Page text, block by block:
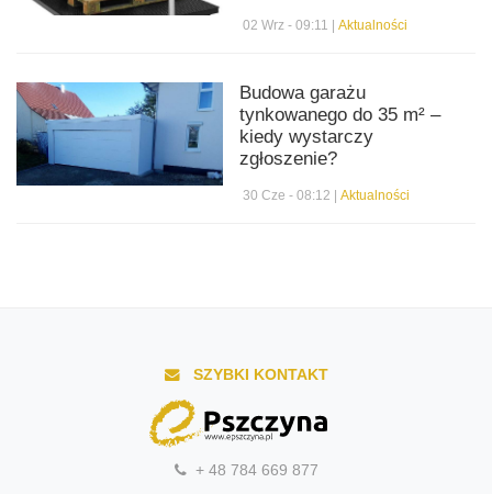
02 Wrz - 09:11 |Aktualności
Budowa garażu
tynkowanego do 35 m² –
kiedy wystarczy
zgłoszenie?
30 Cze - 08:12 |Aktualności
SZYBKI KONTAKT
+ 48 784 669 877